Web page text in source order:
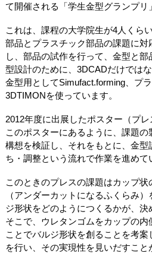
て開催される「学生金型グランプリ
これは、課程の大学院生が4人くら
部品とプラスチック部品の課題に
し、部品の試作を行って、金型と
型設計のために、3DCADだけでは
金型用としてSimufact.forming、プ
3DTIMONを使っています。
2012年度に出展したポスター（プレ
このポスターにあるように、課題
構想を検証し、それをもとに、金
ち・調整という流れで作業を進めて
このときのプレスの課題はカップ
（アンダーカットになるふくらみ
ジ形状をどのようにつくるかが、決
そこで、ウレタンゴムをカップの
ことでバルジ形状を創ることを考
を行い、その実現性を見いだすこ